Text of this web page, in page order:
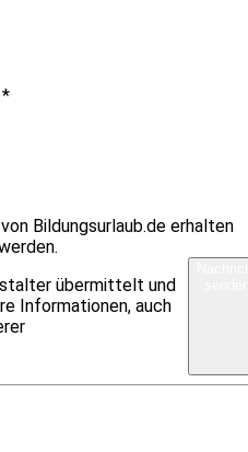
*
Bildungsurlaub.de erhalten
übermittelt und
Informationen, auch